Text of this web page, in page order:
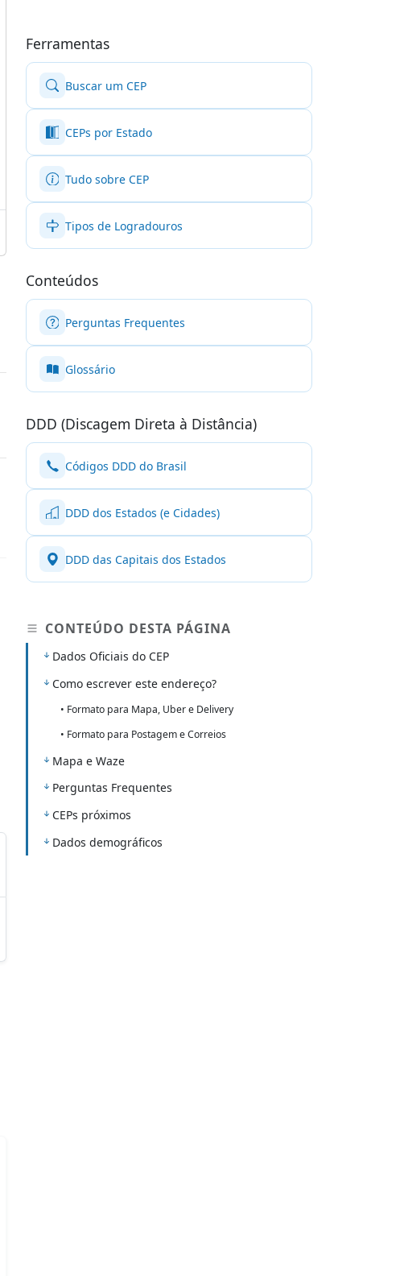
Ferramentas
Buscar um CEP
CEPs por Estado
Tudo sobre CEP
Tipos de Logradouros
Conteúdos
Perguntas Frequentes
Glossário
DDD (Discagem Direta à Distância)
Códigos DDD do Brasil
DDD dos Estados (e Cidades)
DDD das Capitais dos Estados
CONTEÚDO DESTA PÁGINA
Dados Oficiais do CEP
Como escrever este endereço?
• Formato para Mapa, Uber e Delivery
• Formato para Postagem e Correios
Mapa e Waze
Perguntas Frequentes
CEPs próximos
Dados demográficos